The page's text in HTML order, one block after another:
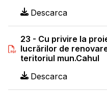
Descarca
23 - Cu privire la
lucrărilor de
teritoriul mun.Cahul
Descarca